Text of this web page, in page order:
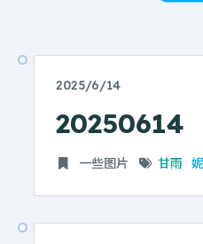
2025/6/14
20250614
一些图片 甘雨